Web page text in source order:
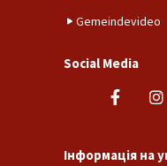
Gemeindevideo
Social Media
Інформація на